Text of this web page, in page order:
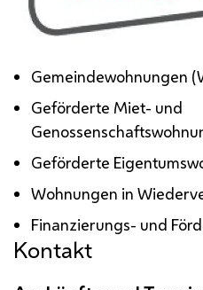
Gemeindewohnungen
Geförderte Miet- und
Geförderte
Wohnungen in
Finanzierungs- und
Kontakt